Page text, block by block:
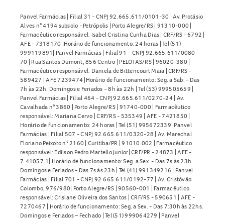
Panvel Farmácias | Filial 31 - CNPJ 92.665.611/0101-30 | Av. Protásio
Alves n° 4194 subsolo - Petrópolis | Porto Alegre/RS | 91310-000 |
Farmacêutico responsável: Isabel Cristina Cunha Dias | CRF/RS - 6792 |
AFE - 7318170 |Horário de funcionamento: 24 horas | Tel (51)
999119891| Panvel Farmácias | Filial 91 – CNPJ 92.665.611/0080-
70 | Rua Santos Dumont, 856 Centro | PELOTAS/RS | 96020-380 |
Farmacêutico responsável: Daniela de Bittencourt Maia | CRF/RS -
589427 | AFE 7239474 |Horário de funcionamento: Seg. a Sab. - Das
7h às 22h. Domingos e Feriados – 8h às 22h | Tel (53) 999505659 |
Panvel Farmácias | Filial 464 - CNPJ 92.665.611/0270-24 | Av.
Cavalhada n° 3860 | Porto Alegre/RS | 91740-000 | Farmacêutico
responsável: Mariana Cervo | CRF/RS - 535349 | AFE - 7421850 |
Horário de funcionamento: 24 horas | Tel (51) 995672339| Panvel
Farmácias | Filial 507 - CNPJ 92.665.611/0320-28 | Av. Marechal
Floriano Peixoto n° 2160 | Curitiba/PR | 91010.002 | Farmacêutico
responsável: Edilson Pedro Martello Junior| CRF/PR - 24873 | AFE -
7.41057.1| Horário de funcionamento: Seg. a Sex. - Das 7s às 23h.
Domingos e Feriados - Das 7s às 23h | Tel (41) 991349216 | Panvel
Farmácias | Filial 701 - CNPJ 92.665.611/0192-77 | Av. Cristóvão
Colombo, 976/980| Porto Alegre/RS | 90560-001 | Farmacêutico
responsável: Crislane Oliveira dos Santos | CRF/RS - 590651 | AFE -
7270467 | Horário de funcionamento: Seg. a Sex. - Das 7:30h às 22hs.
Domingos e Feriados – Fechado | Tel (51) 999064279 | Panvel